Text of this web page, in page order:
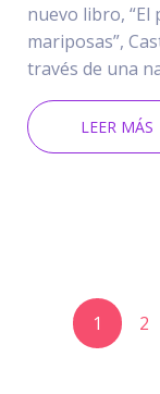
nuevo libro,
mariposas”,
través de una
LEER MÁS
1 2